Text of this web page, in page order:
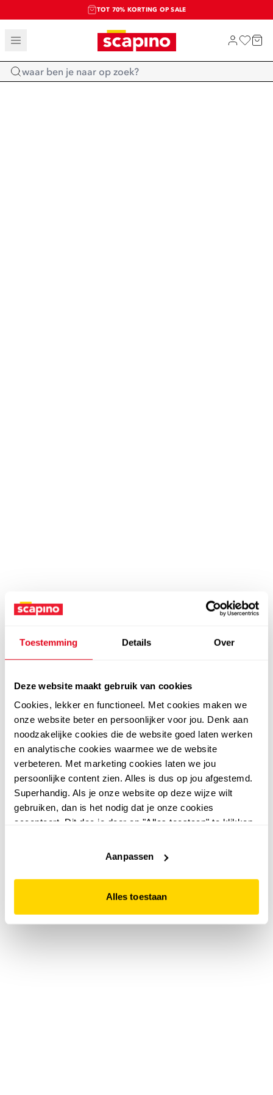
Toestemming Details Over
Deze website maakt gebruik van cookies
Cookies, lekker en functioneel. Met cookies maken we
onze website beter en persoonlijker voor jou. Denk aan
noodzakelijke cookies die de website goed laten werken
en analytische cookies waarmee we de website
verbeteren. Met marketing cookies laten we jou
persoonlijke content zien. Alles is dus op jou afgestemd.
Superhandig. Als je onze website op deze wijze wilt
gebruiken, dan is het nodig dat je onze cookies
accepteert. Dit doe je door op "Alles toestaan" te klikken.
website niet optimaal functioneert.
Aanpassen
Alles toestaan
TOT 70% KORTING OP SALE
SALE: LAATSTE KANS!
SHOP NIEUW
Home